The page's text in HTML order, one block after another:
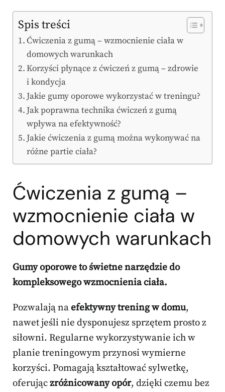
Spis treści
Ćwiczenia z gumą – wzmocnienie ciała w
domowych warunkach
Korzyści płynące z ćwiczeń z gumą – zdrowie
i kondycja
Jakie gumy oporowe wykorzystać w treningu?
Jak poprawna technika ćwiczeń z gumą
wpływa na efektywność?
Jakie ćwiczenia z gumą można wykonywać na
różne partie ciała?
Ćwiczenia z gumą –
wzmocnienie ciała w
domowych warunkach
Gumy oporowe to świetne narzędzie do
kompleksowego wzmocnienia ciała.
Pozwalają naefektywny trening w domu,
nawet jeśli nie dysponujesz sprzętem prosto z
siłowni. Regularne wykorzystywanie ich w
planie treningowym przynosi wymierne
korzyści. Pomagają kształtować sylwetkę,
oferujączróżnicowany opór, dzięki czemu bez